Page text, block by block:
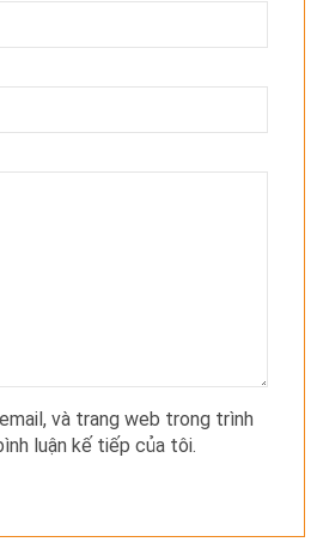
và trang web trong trình
luận kế tiếp của tôi.